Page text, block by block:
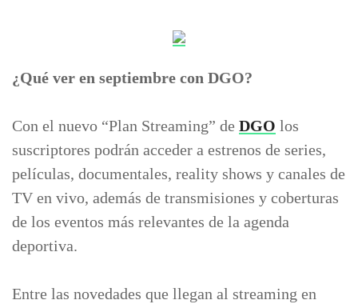
¿Qué ver en septiembre con DGO?
Con el nuevo “Plan Streaming” de DGO los
suscriptores podrán acceder a estrenos de series,
películas, documentales, reality shows y canales de
TV en vivo, además de transmisiones y coberturas
de los eventos más relevantes de la agenda
deportiva.
Entre las novedades que llegan al streaming en